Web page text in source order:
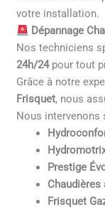
votre installation.
Dépannage
Nos techniciens
24h/24pour tout
Grâce à notre
Frisquet, nous
Nous intervenons
Prestige
Frisquet